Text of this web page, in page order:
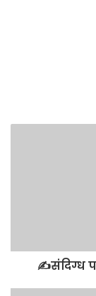
✍️संदिग्ध